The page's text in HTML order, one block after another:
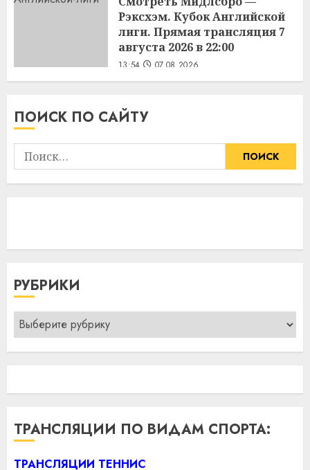
Рэксхэм. Кубок Английской
лиги. Прямая трансляция 7
августа 2026 в 22:00
13:54 07.08.2026
ПОИСК ПО САЙТУ
Найти:
РУБРИКИ
Рубрики
ТРАНСЛЯЦИИ ПО ВИДАМ СПОРТА:
ТРАНСЛЯЦИИ ТЕННИС